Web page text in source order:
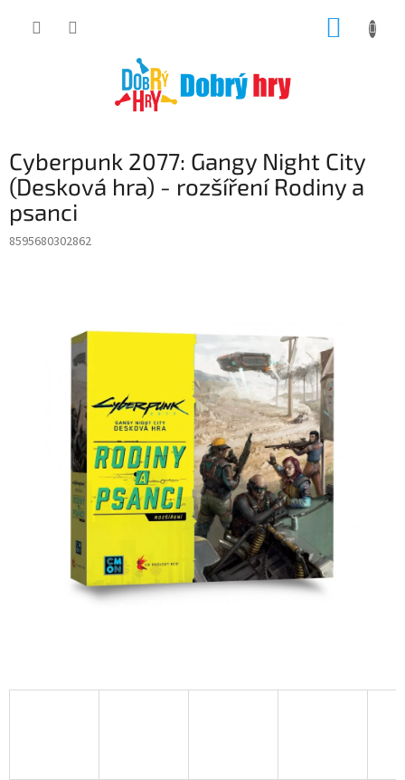
Cyberpunk 2077: Gangy Night City
(Desková hra) - rozšíření Rodiny a
psanci
8595680302862